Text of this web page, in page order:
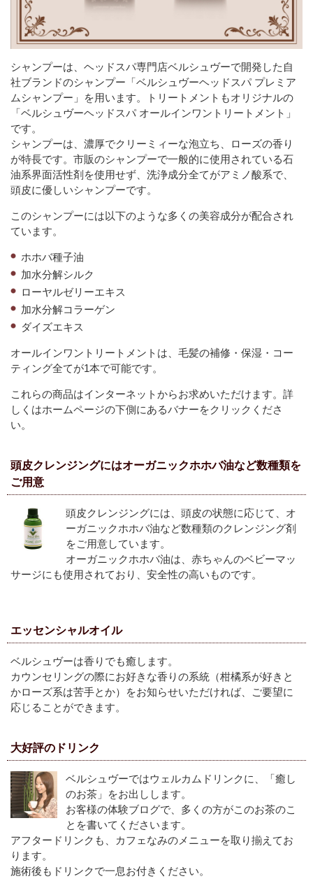
シャンプーは、ヘッドスパ専門店ベルシュヴーで開発した自
社ブランドのシャンプー「ベルシュヴーヘッドスパ プレミア
ムシャンプー」を用います。トリートメントもオリジナルの
「ベルシュヴーヘッドスパ オールインワントリートメント」
です。
シャンプーは、濃厚でクリーミィーな泡立ち、ローズの香り
が特長です。市販のシャンプーで一般的に使用されている石
油系界面活性剤を使用せず、洗浄成分全てがアミノ酸系で、
頭皮に優しいシャンプーです。
このシャンプーには以下のような多くの美容成分が配合され
ています。
ホホバ種子油
加水分解シルク
ローヤルゼリーエキス
加水分解コラーゲン
ダイズエキス
オールインワントリートメントは、毛髪の補修・保湿・コー
ティング全てが1本で可能です。
これらの商品はインターネットからお求めいただけます。詳
しくはホームページの下側にあるバナーをクリックくださ
い。
頭皮クレンジングにはオーガニックホホバ油など数種類を
ご用意
頭皮クレンジングには、頭皮の状態に応じて、オ
ーガニックホホバ油など数種類のクレンジング剤
をご用意しています。
オーガニックホホバ油は、赤ちゃんのベビーマッ
サージにも使用されており、安全性の高いものです。
エッセンシャルオイル
ベルシュヴーは香りでも癒します。
カウンセリングの際にお好きな香りの系統（柑橘系が好きと
かローズ系は苦手とか）をお知らせいただければ、ご要望に
応じることができます。
大好評のドリンク
ベルシュヴーではウェルカムドリンクに、「癒し
のお茶」をお出しします。
お客様の体験ブログで、多くの方がこのお茶のこ
とを書いてくださいます。
アフタードリンクも、カフェなみのメニューを取り揃えてお
ります。
施術後もドリンクで一息お付きください。